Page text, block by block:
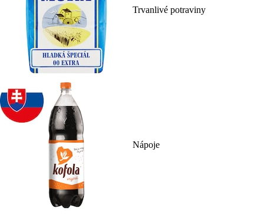
Trvanlivé potraviny
Nápoje